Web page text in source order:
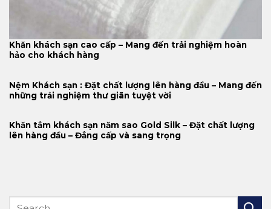
Khăn khách sạn cao cấp – Mang đến trải nghiệm hoàn
hảo cho khách hàng
Nệm Khách sạn : Đặt chất lượng lên hàng đầu – Mang đến
những trải nghiệm thư giãn tuyệt vời
Khăn tắm khách sạn năm sao Gold Silk – Đặt chất lượng
lên hàng đầu – Đẳng cấp và sang trọng